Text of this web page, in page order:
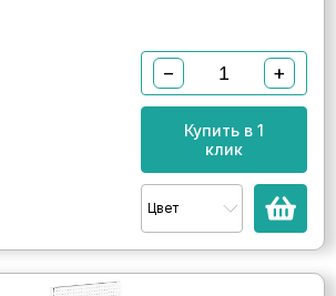
− +
Купить в 1
клик
Цвет